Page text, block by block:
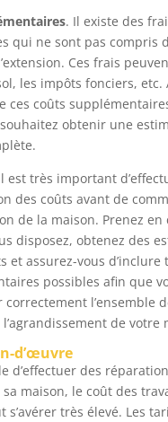
. Il existe des
qui ne sont pas compris
Ces frais
les impôts fonciers, etc.
ces coûts
obtenir une
est très important
des coûts avant de
de la maison. Prenez en
disposez, obtenez des
et assurez-vous d’inclure
possibles afin que
l’ensemble
de votre
d’œuvre
d’effectuer des
maison, le coût des
s’avérer très élevé. Les